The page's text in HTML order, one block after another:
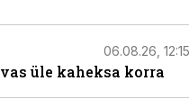
06.08.26, 12:15
üle kaheksa korra